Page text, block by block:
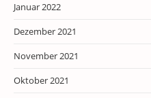
Januar 2022
Dezember 2021
November 2021
Oktober 2021